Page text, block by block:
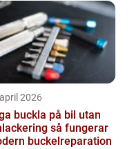
2026
buckla på bil utan
så fungerar
buckelreparation